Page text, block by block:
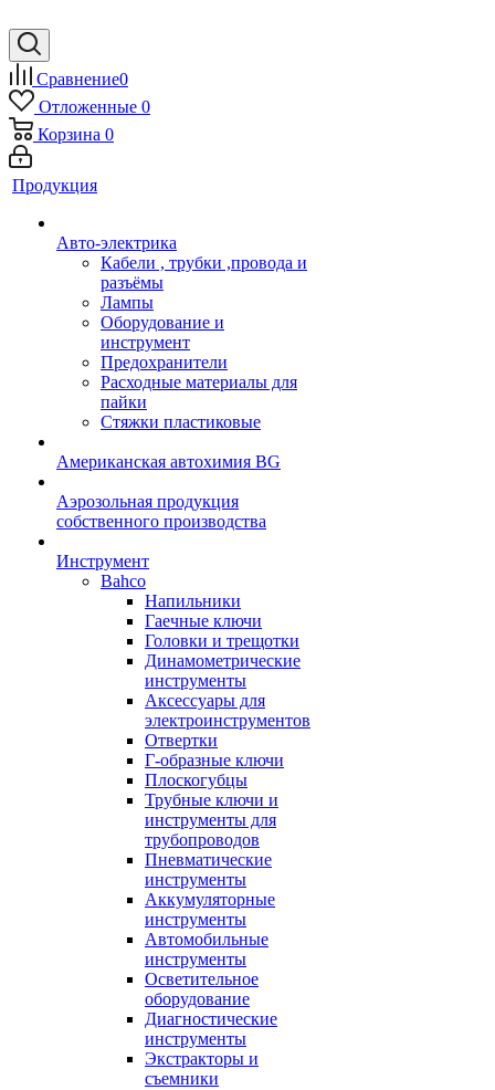
Сравнение0
Отложенные 0
Корзина 0
Продукция
Авто-электрика
Кабели , трубки ,провода и
разъёмы
Лампы
Оборудование и
инструмент
Предохранители
Расходные материалы для
пайки
Стяжки пластиковые
Американская автохимия BG
Аэрозольная продукция
собственного производства
Инструмент
Bahco
Напильники
Гаечные ключи
Головки и трещотки
Динамометрические
инструменты
Аксессуары для
электроинструментов
Отвертки
Г-образные ключи
Плоскогубцы
Трубные ключи и
инструменты для
трубопроводов
Пневматические
инструменты
Аккумуляторные
инструменты
Автомобильные
инструменты
Осветительное
оборудование
Диагностические
инструменты
Экстракторы и
съемники